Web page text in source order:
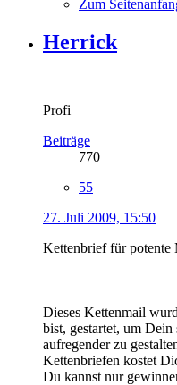
Zum
Herrick
Profi
Beiträge
770
55
27. Juli 2009, 15:50
Kettenbrief für potente
Dieses Kettenmail
bist, gestartet, um
aufregender zu
Kettenbriefen kostet
Du kannst nur